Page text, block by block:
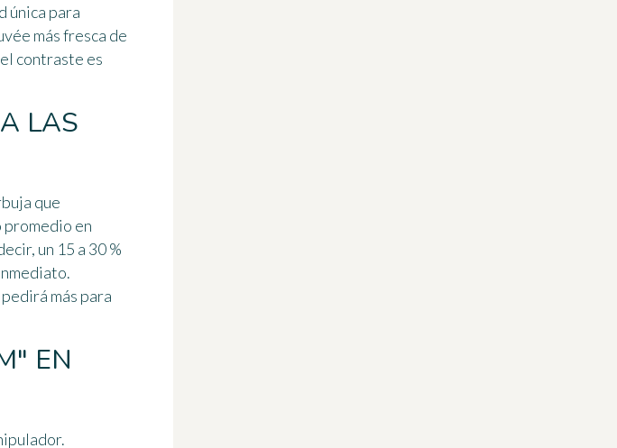
única para
más fresca de
contraste es
LAS
que
promedio en
un 15 a 30 %
más para
EN
.